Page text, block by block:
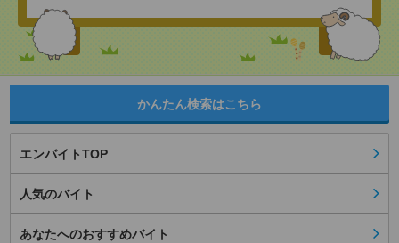
かんたん検索はこちら
エンバイトTOP
人気のバイト
あなたへのおすすめバイト